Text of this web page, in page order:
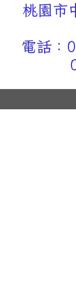
桃園市
電話：